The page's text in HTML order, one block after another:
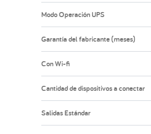
Modo Operación UPS
Garantía del fabricante (meses)
Con Wi-fi
Cantidad de dispositivos a conectar
Salidas Estándar